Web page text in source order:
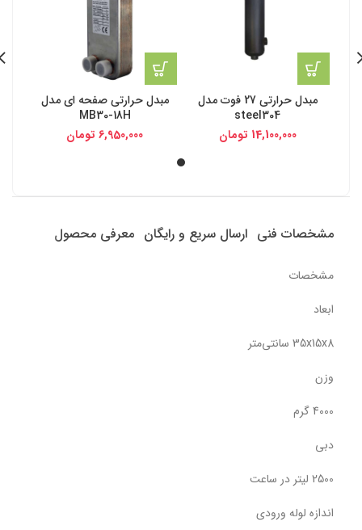
مبدل حرارتی 27 فوت مدل
steel304
14,100,000 تومان
مبدل حرارتی صفحه ای مدل
MB30-18H
6,950,000 تومان
مشخصات فنی ارسال سریع و رایگان معرفی محصول
مشخصات
ابعاد
35x15x8 سانتی‌متر
وزن
4000 گرم
دبی
2500 لیتر در ساعت
اندازه لوله ورودی